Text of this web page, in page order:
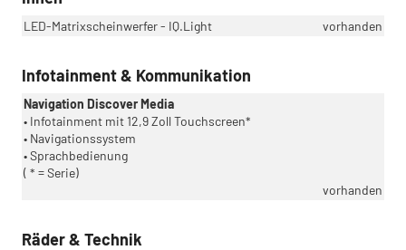
LED-Matrixscheinwerfer - IQ.Light vorhanden
Infotainment & Kommunikation
Navigation Discover Media
• Infotainment mit 12,9 Zoll Touchscreen*
• Navigationssystem
• Sprachbedienung
( * = Serie)
vorhanden
Räder & Technik